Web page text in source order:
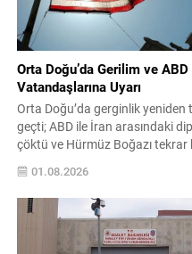
Orta Doğu’da Gerilim ve ABD
Vatandaşlarına Uyarı
Orta Doğu’da gerginlik yeniden
geçti; ABD ile İran arasındaki
çöktü ve Hürmüz Boğazı
riskiyle karşı karşıya kaldı.
güvenlik ortamının kırılgan
vurgulanırken, gelişmeler
uçuşlar ve diplomatik
etkili olma potansiyeli taşıyor.
01.08.2026